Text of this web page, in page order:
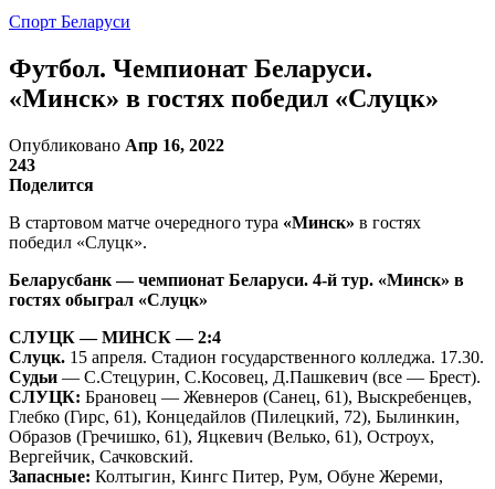
Спорт Беларуси
Футбол. Чемпионат Беларуси.
«Минск» в гостях победил «Слуцк»
Опубликовано Апр 16, 2022
243
Поделится
В стартовом матче очередного тура «Минск» в гостях
победил «Слуцк».
Беларусбанк — чемпионат Беларуси. 4-й тур. «Минск» в
гостях обыграл «Слуцк»
СЛУЦК — МИНСК — 2:4
Слуцк. 15 апреля. Стадион государственного колледжа. 17.30.
Судьи — С.Стецурин, С.Косовец, Д.Пашкевич (все — Брест).
СЛУЦК: Брановец — Жевнеров (Санец, 61), Выскребенцев,
Глебко (Гирс, 61), Концедайлов (Пилецкий, 72), Былинкин,
Образов (Гречишко, 61), Яцкевич (Велько, 61), Остроух,
Вергейчик, Сачковский.
Запасные: Колтыгин, Кингс Питер, Рум, Обуне Жереми,